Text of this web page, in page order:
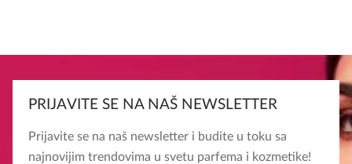
PRIJAVITE SE NA NAŠ NEWSLETTER
Prijavite se na naš newsletter i budite u toku sa
najnovijim trendovima u svetu parfema i kozmetike!